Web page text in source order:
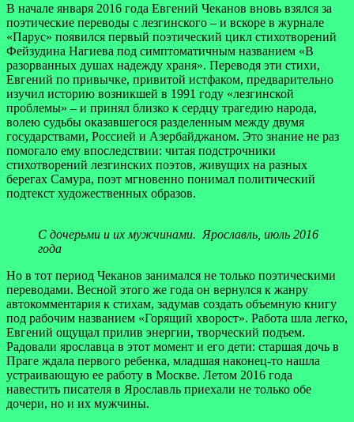
В начале января 2016 года Евгений Чеканов вновь взялся за
поэтические переводы с лезгинского – и вскоре в журнале
«Парус» появился первый поэтический цикл стихотворений
Фейзудина Нагиева под симптоматичным названием «В
разорванных душах надежду храня». Переводя эти стихи,
Евгений по привычке, привитой истфаком, предварительно
изучил историю возникшей в 1991 году «лезгинской
проблемы» – и принял близко к сердцу трагедию народа,
волею судьбы оказавшегося разделенным между двумя
государствами, Россией и Азербайджаном. Это знание не раз
помогало ему впоследствии: читая подстрочники
стихотворений лезгинских поэтов, живущих на разных
берегах Самура, поэт мгновенно понимал политический
подтекст художественных образов.
С дочерьми и их мужчинами. Ярославль, июль 2016
года
Но в тот период Чеканов занимался не только поэтическими
переводами. Весной этого же года он вернулся к жанру
автокомментария к стихам, задумав создать объемную книгу
под рабочим названием «Горящий хворост». Работа шла легко,
Евгений ощущал прилив энергии, творческий подъем.
Радовали ярославца в этот момент и его дети: старшая дочь в
Праге ждала первого ребенка, младшая наконец-то нашла
устраивающую ее работу в Москве. Летом 2016 года
навестить писателя в Ярославль приехали не только обе
дочери, но и их мужчины.